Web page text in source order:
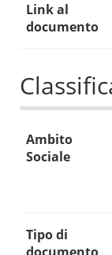
Link al
documento
Ambito
Sociale
Tipo di